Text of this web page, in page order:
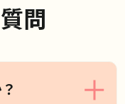
問